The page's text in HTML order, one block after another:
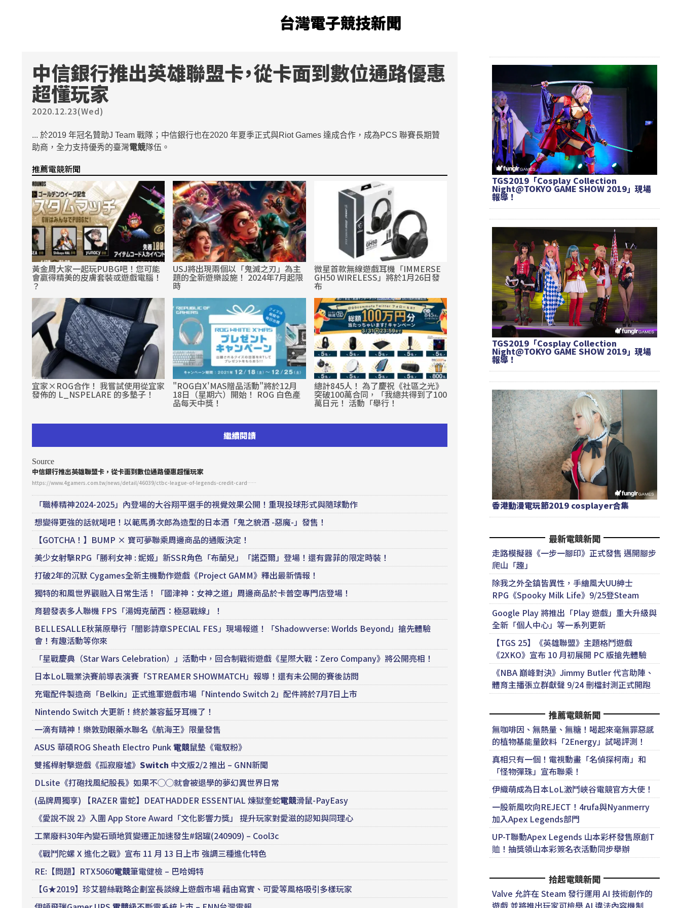
台灣電子競技新聞
中信銀行推出英雄聯盟卡，從卡面到數位通路優惠
超懂玩家
2020.12.23(Wed)
... 於2019 年冠名贊助J Team 戰隊；中信銀行也在2020 年夏季正式與Riot Games 達成合作，成為PCS 聯賽長期贊
助商，全力支持優秀的臺灣電競隊伍。
推薦電競新聞
黃金周大家一起玩PUBG吧！您可能
會贏得精美的皮膚套裝或遊戲電腦！
？
USJ將出現兩個以「鬼滅之刃」為主
題的全新遊樂設施！ 2024年7月起限
時
微星首款無線遊戲耳機「IMMERSE
GH50 WIRELESS」將於1月26日發
布
宜家×ROG合作！ 我嘗試使用從宜家
發佈的 L_NSPELARE 的多墊子！
"ROG白X'MAS贈品活動"將於12月
18日（星期六）開始！ ROG 白色產
品每天中獎！
總計845人！ 為了慶祝《社區之光》
突破100萬合同，「我總共得到了100
萬日元！ 活動「舉行！
繼續閱讀
Source
中信銀行推出英雄聯盟卡，從卡面到數位通路優惠超懂玩家
https://www.4gamers.com.tw/news/detail/46039/ctbc-league-of-legends-credit-card……
「職棒精神2024-2025」內登場的大谷翔平選手的視覺效果公開！重現投球形式與隨球動作
想變得更強的話就喝吧！以範馬勇次郎為造型的日本酒「鬼之貌酒 -惡魔-」發售！
【GOTCHA！】BUMP × 寶可夢聯乘周邊商品的通販決定！
美少女射擊RPG「勝利女神 : 妮姬」新SSR角色「布蘭兒」「諾亞爾」登場！還有露菲的限定時裝！
打破2年的沉默 Cygames全新主機動作遊戲《Project GAMM》釋出最新情報！
獨特的和風世界觀融入日常生活！「國津神：女神之道」周邊商品於卡普空專門店登場！
育碧發表多人聯機 FPS「湯姆克蘭西：極惡戰線」！
BELLESALLE秋葉原舉行「闇影詩章SPECIAL FES」現場報道！「Shadowverse: Worlds Beyond」搶先體驗
會！有趣活動等你來
「星戰慶典（Star Wars Celebration）」活動中，回合制戰術遊戲《星際大戰：Zero Company》將公開亮相！
日本LoL職業決賽前導表演賽「STREAMER SHOWMATCH」報導！還有未公開的賽後訪問
充電配件製造商「Belkin」正式進軍遊戲市場「Nintendo Switch 2」配件將於7月7日上市
Nintendo Switch 大更新！終於兼容藍牙耳機了！
一滴有睛神！樂敦勁眼藥水聯名《航海王》限量發售
ASUS 華碩ROG Sheath Electro Punk電競鼠墊《電馭粉》
雙搖桿射擊遊戲《孤寂廢墟》 Switch 中文版2/2 推出 – GNN新聞
DLsite《打砲找風紀股長》如果不◯◯就會被退學的夢幻異世界日常
(品牌周獨享) 【RAZER 雷蛇】DEATHADDER ESSENTIAL 煉獄奎蛇電競滑鼠-PayEasy
《愛說不說 2》入圍 App Store Award「文化影響力獎」 提升玩家對愛滋的認知與同理心
工業廢料30年內變石頭地質變遷正加速發生#鋁罐(240909) – Cool3c
《戰鬥陀螺 X 進化之戰》宣布 11 月 13 日上市 強調三種進化特色
RE:【問題】RTX5060電競筆電健檢 – 巴哈姆特
【G★2019】珍艾碧絲戰略企劃室長談線上遊戲市場 藉由寫實、可愛等風格吸引多樣玩家
TGS2019「Cosplay Collection
Night@TOKYO GAME SHOW 2019」現場
報導！
TGS2019「Cosplay Collection
Night@TOKYO GAME SHOW 2019」現場
報導！
香港動漫電玩節2019 cosplayer合集
最新電競新聞
走路模擬器《一步一腳印》正式發售 邁開腳步
爬山「趣」
除我之外全鎮皆異性，手繪風大UU紳士
RPG《Spooky Milk Life》9/25登Steam
Google Play 將推出「Play 遊戲」重大升級與
全新「個人中心」等一系列更新
【TGS 25】《英雄聯盟》主題格鬥遊戲
《2XKO》宣布 10 月初展開 PC 版搶先體驗
《NBA 巔峰對決》Jimmy Butler 代言助陣、
體育主播張立群獻聲 9/24 刪檔封測正式開跑
推薦電競新聞
無咖啡因、無熱量、無糖！喝起來毫無罪惡感
的植物基能量飲料「2Energy」試喝評測！
真相只有一個！電視動畫「名偵探柯南」和
「怪物彈珠」宣布聯乘！
伊織萌成為日本LoL激鬥峽谷電競官方大使！
一股新風吹向REJECT！4rufa與Nyanmerry
加入Apex Legends部門
UP-T聯動Apex Legends 山本彩杯發售原創T
賉！抽獎領山本彩簽名衣活動同步舉辦
拾起電競新聞
Valve 允許在 Steam 發行運用 AI 技術創作的
遊戲 並將推出玩家可檢舉 AI 違法內容機制